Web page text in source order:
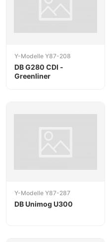
Y-Modelle Y87-208
DB G280 CDI -
Greenliner
Y-Modelle Y87-287
DB Unimog U300